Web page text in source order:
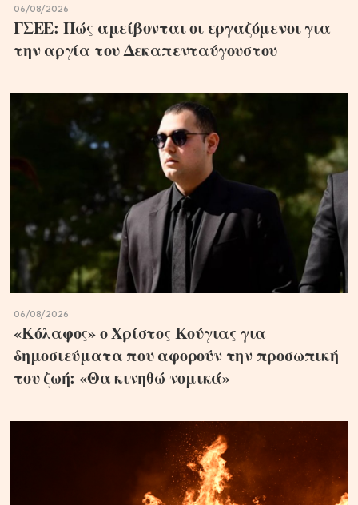
06/08/2026
ΓΣΕΕ: Πώς αμείβονται οι εργαζόμενοι για
την αργία του Δεκαπενταύγουστου
06/08/2026
«Κόλαφος» ο Χρίστος Κούγιας για
δημοσιεύματα που αφορούν την προσωπική
του ζωή: «Θα κινηθώ νομικά»